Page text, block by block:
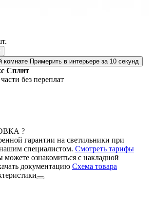
комнате Примерить в интерьере за 10 секунд
Сплит
без переплат
?
гарантии на светильники при
специалистом. Смотреть тарифы
можете ознакомиться с накладной
документацию Cхема товара